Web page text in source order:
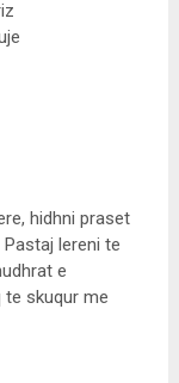
hidhni praset
lereni te
e
te skuqur me